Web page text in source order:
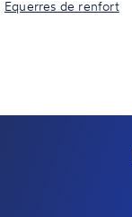
Equerres de renfort